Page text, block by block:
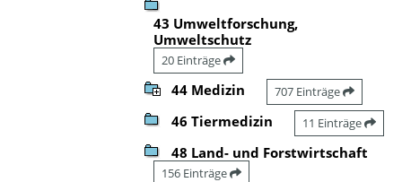
43 Umweltforschung,
Umweltschutz
20 Einträge
44 Medizin 707 Einträge
46 Tiermedizin 11 Einträge
48 Land- und Forstwirtschaft
156 Einträge